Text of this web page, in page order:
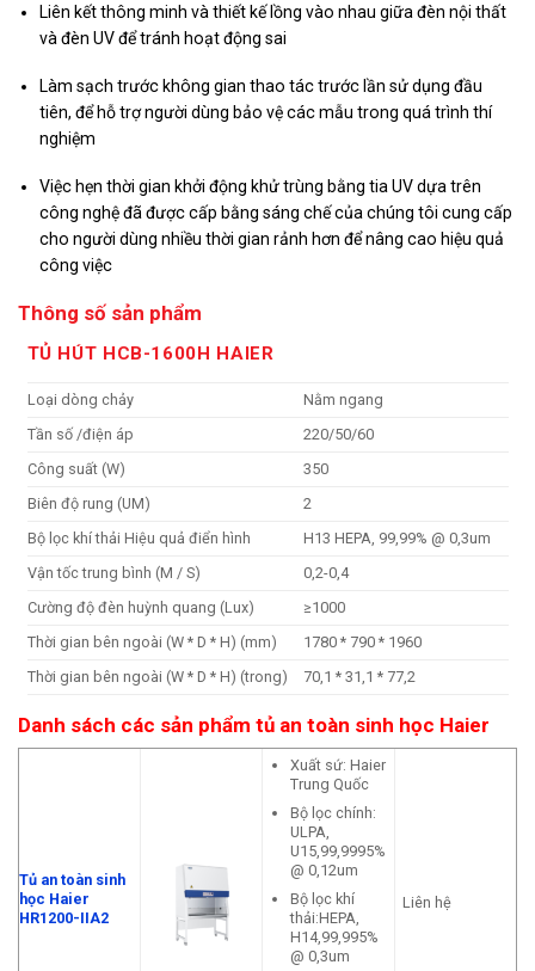
Liên kết thông minh và thiết kế lồng vào nhau giữa đèn nội thất
và đèn UV để tránh hoạt động sai
Làm sạch trước không gian thao tác trước lần sử dụng đầu
tiên, để hỗ trợ người dùng bảo vệ các mẫu trong quá trình thí
nghiệm
Việc hẹn thời gian khởi động khử trùng bằng tia UV dựa trên
công nghệ đã được cấp bằng sáng chế của chúng tôi cung cấp
cho người dùng nhiều thời gian rảnh hơn để nâng cao hiệu quả
công việc
Thông số sản phẩm
TỦ HÚT HCB-1600H HAIER
Loại dòng chảy
Nằm ngang
Tần số /điện áp
220/50/60
Công suất (W)
350
Biên độ rung (UM)
2
Bộ lọc khí thải Hiệu quả điển hình
H13 HEPA, 99,99% @ 0,3um
Vận tốc trung bình (M / S)
0,2-0,4
Cường độ đèn huỳnh quang (Lux)
≥1000
Thời gian bên ngoài (W * D * H) (mm)
1780 * 790 * 1960
Thời gian bên ngoài (W * D * H) (trong)
70,1 * 31,1 * 77,2
Danh sách các sản phẩm tủ an toàn sinh học Haier
Tủ an toàn sinh
học Haier
HR1200-IIA2
Xuất sứ: Haier
Trung Quốc
Bộ lọc chính:
ULPA,
U15,99,9995%
@ 0,12um
Bộ lọc khí
thải:HEPA,
H14,99,995%
@ 0,3um
Liên hệ